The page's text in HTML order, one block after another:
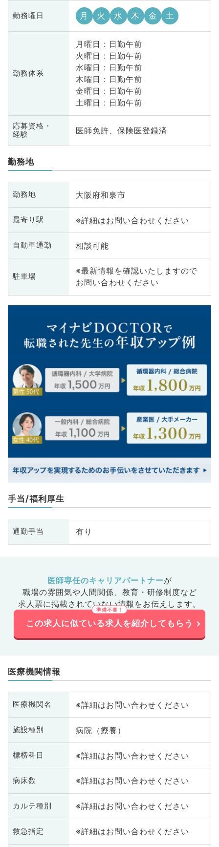
勤務曜日 月 火 水 木 金 土
勤務体系
月曜日 : 日勤午前
火曜日 : 日勤午前
水曜日 : 日勤午前
木曜日 : 日勤午前
金曜日 : 日勤午前
土曜日 : 日勤午前
応募資格・
経験
医師免許、保険医登録済
勤務地
勤務地 大阪府和泉市
最寄り駅 ※詳細はお問い合わせください
自動車通勤 相談可能
駐車場
※最新情報を確認いたしますので
お問い合わせください
手当/福利厚生
通勤手当 有り
医師専任のキャリアパートナーが
職場の雰囲気や人間関係、 教育・研修制度など
求人票に掲載されていない情報をお伝えします。
この求人に似ている求人を紹介してもらう
医療機関情報
医療機関名 ※詳細はお問い合わせください
施設種別 病院（療養）
標榜科目 ※詳細はお問い合わせください
病床数 ※詳細はお問い合わせください
カルテ種別 ※詳細はお問い合わせください
救急指定 ※詳細はお問い合わせください